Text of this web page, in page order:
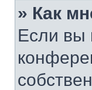
» Как
Если вы